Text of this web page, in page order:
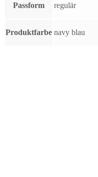
Passform regulär
Produktfarbe navy blau